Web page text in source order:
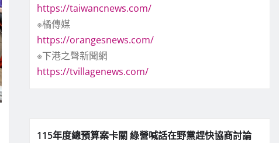
https://taiwancnews.com/
※橘傳媒
https://orangesnews.com/
※下港之聲新聞網
https://tvillagenews.com/
115年度總預算案卡關 綠營喊話在野黨趕快協商討論